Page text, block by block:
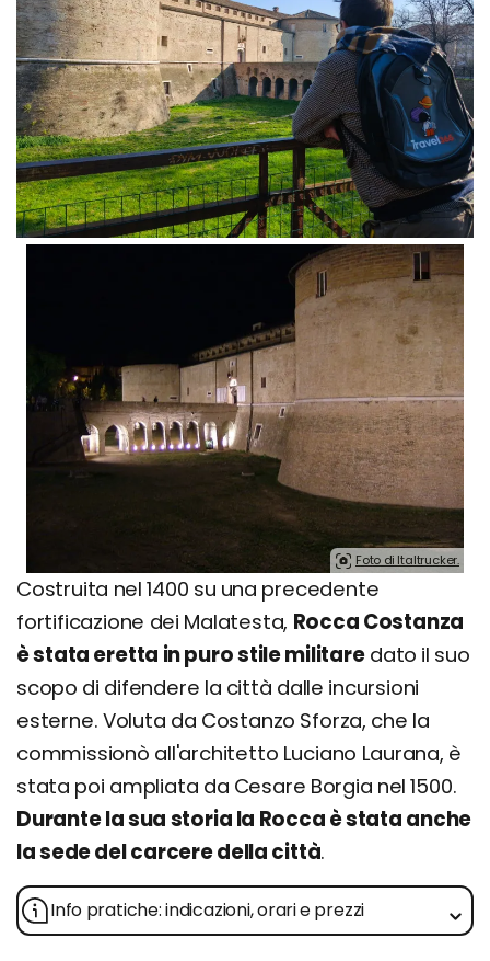
Foto di Italtrucker.
Costruita nel 1400 su una precedente
fortificazione dei Malatesta, Rocca Costanza
è stata eretta in puro stile militaredato il suo
scopo di difendere la città dalle incursioni
esterne. Voluta da Costanzo Sforza, che la
commissionò all'architetto Luciano Laurana, è
stata poi ampliata da Cesare Borgia nel 1500.
Durante la sua storia la Rocca è stata anche
la sede del carcere della città.
Info pratiche: indicazioni, orari e prezzi